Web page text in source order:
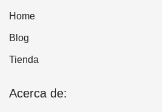
Home
Blog
Tienda
Acerca de: